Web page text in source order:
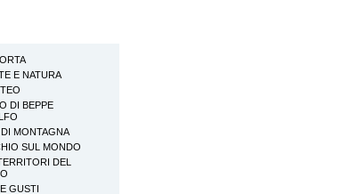
E NATURA
DI BEPPE
MONTAGNA
SUL MONDO
DEL
GUSTI